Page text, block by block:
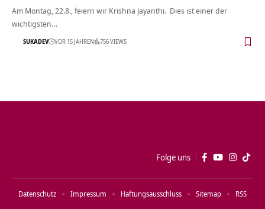
Am Montag, 22.8., feiern wir Krishna Jayanthi. Dies ist einer der
wichtigsten…
SUKADEV VOR 15 JAHREN 756 VIEWS
Folge uns
Datenschutz Impressum Haftungsausschluss Sitemap RSS